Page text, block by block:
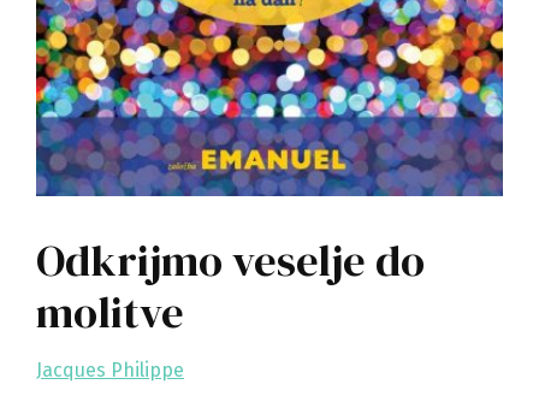
Odkrijmo veselje do
molitve
Jacques Philippe